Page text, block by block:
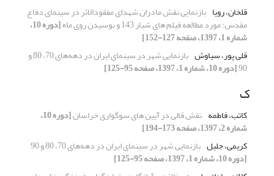
قلخان، رویا بازنمایی نقش مادران شهدای مفقودالاثر در سینمای دفاع
مقدس؛ مورد مطالعه فیلم های شیار 143 و بوسیدن روی ماه [دوره 10،
شماره 1، 1397، صفحه 127-152]
قلی پور، سیاوش
بازنمایی شهر در سینمای ایران در دهه‌های 70، 80 و
90[دوره 10، شماره 1، 1397، صفحه 95-125]
ک
کاتب، فاطمه نقش قالی در آیین های سوگواری خراسان [دوره 10،
شماره 2، 1397، صفحه 173-194]
کریمی، جلیل بازنمایی شهر در سینمای ایران در دهه‌های 70، 80 و 90
[دوره 10، شماره 1، 1397، صفحه 95-125]